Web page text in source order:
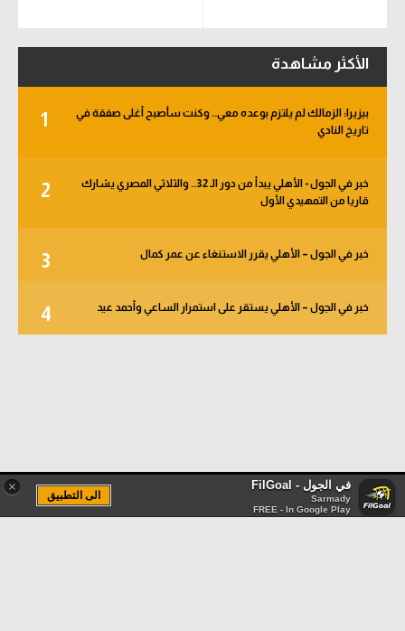
الأكثر مشاهدة
1
بيزيرا: الزمالك لم يلتزم بوعده معي.. وكنت سأصبح أغلى صفقة في
تاريخ النادي
2
خبر في الجول - الأهلي يبدأ من دور الـ 32.. والثلاثي المصري يشارك
قاريا من التمهيدي الأول
3 خبر في الجول – الأهلي يقرر الاستنغاء عن عمر كمال
4 خبر في الجول – الأهلي يستقر على استمرار الساعي وأحمد عيد
× في الجول - FilGoal
Sarmady
FREE - In Google Play
الى التطبيق